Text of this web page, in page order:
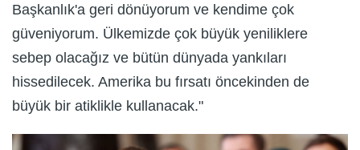
Başkanlık'a geri dönüyorum ve kendime çok
güveniyorum. Ülkemizde çok büyük yeniliklere
sebep olacağız ve bütün dünyada yankıları
hissedilecek. Amerika bu fırsatı öncekinden de
büyük bir atiklikle kullanacak."